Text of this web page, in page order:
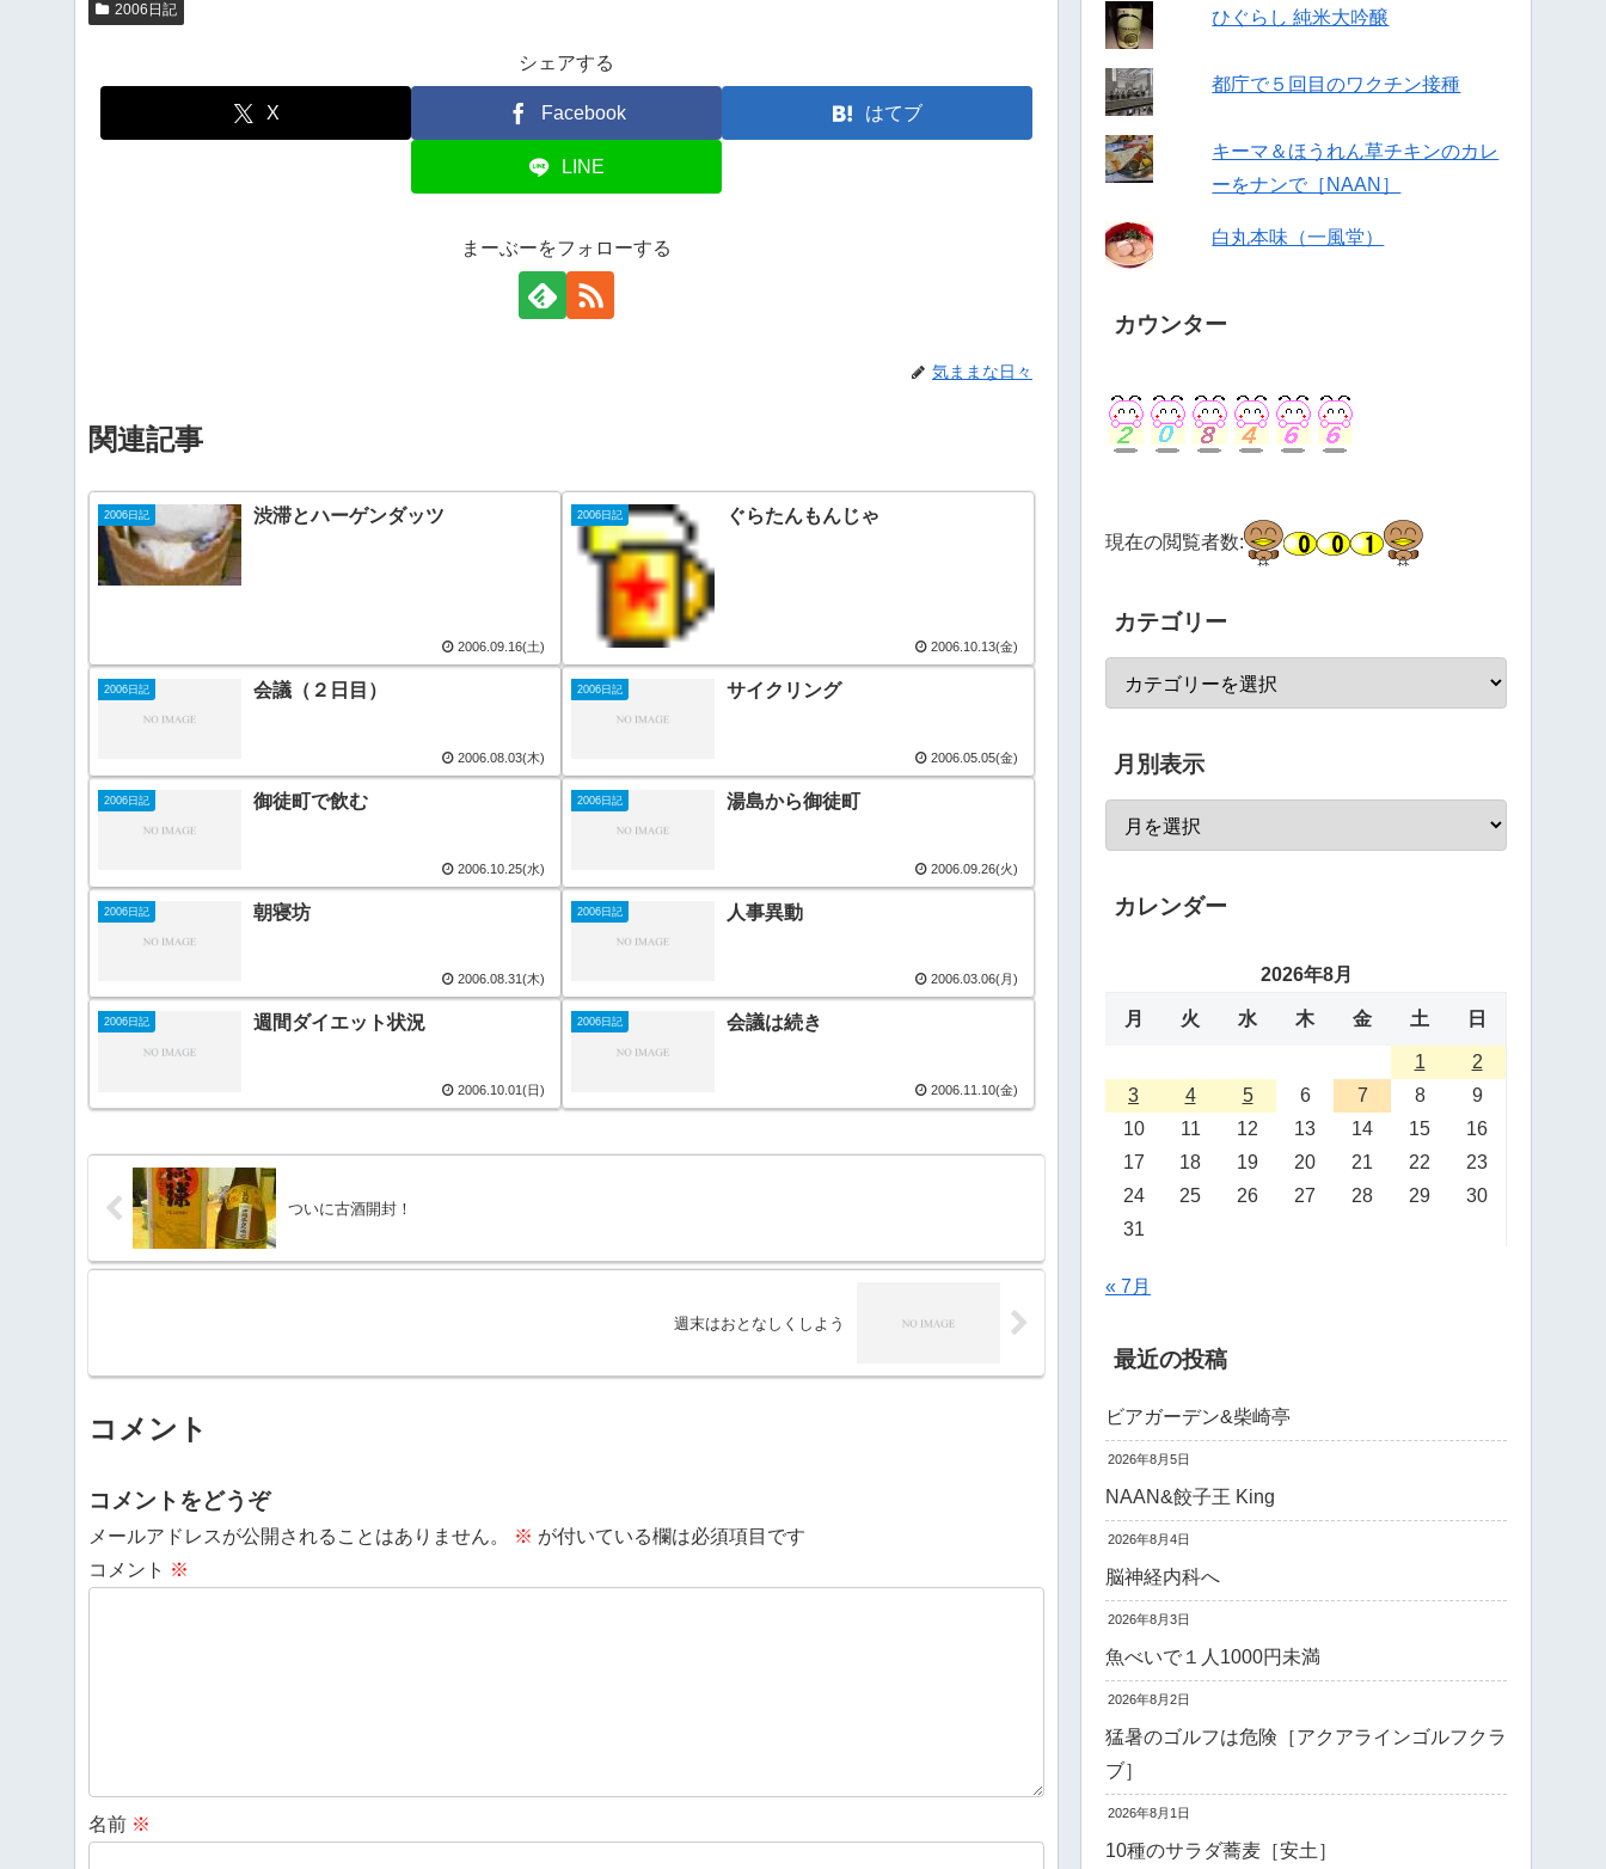
2006日記
シェアする
X Facebook はてブ
LINE
まーぶーをフォローする
気ままな日々
関連記事
2006日記 渋滞とハーゲンダッツ
2006.09.16(土)
2006日記 ぐらたんもんじゃ
2006.10.13(金)
2006日記 会議（２日目）
2006.08.03(木)
2006日記 サイクリング
2006.05.05(金)
2006日記 御徒町で飲む
2006.10.25(水)
2006日記 湯島から御徒町
2006.09.26(火)
2006日記 朝寝坊
2006.08.31(木)
2006日記 人事異動
2006.03.06(月)
2006日記 週間ダイエット状況
2006.10.01(日)
2006日記 会議は続き
2006.11.10(金)
ついに古酒開封！
週末はおとなしくしよう
コメント
コメントをどうぞ
メールアドレスが公開されることはありません。 ※ が付いている欄は必須項目です
コメント ※
名前 ※
ひぐらし 純米大吟醸
都庁で５回目のワクチン接種
キーマ＆ほうれん草チキンのカレ
ーをナンで［NAAN］
白丸本味（一風堂）
カウンター
現在の閲覧者数:
カテゴリー
月別表示
カレンダー
2026年8月
月 火 水 木 金 土 日
1
2
3
4 5 6 7 8
9
10
11 12 13 14 15
16
17
18 19 20 21 22
23
24
25 26 27 28 29
30
31
« 7月
最近の投稿
ビアガーデン&柴崎亭
2026年8月5日
NAAN&餃子王 King
2026年8月4日
脳神経内科へ
2026年8月3日
魚べいで１人1000円未満
2026年8月2日
猛暑のゴルフは危険［アクアラインゴルフクラ
ブ］
2026年8月1日
10種のサラダ蕎麦［安土］